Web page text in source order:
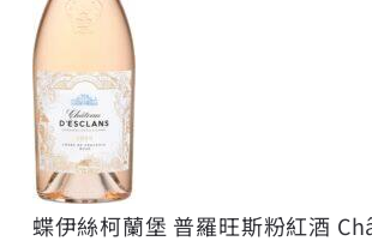
蝶伊絲柯蘭堡 普羅旺斯粉紅酒